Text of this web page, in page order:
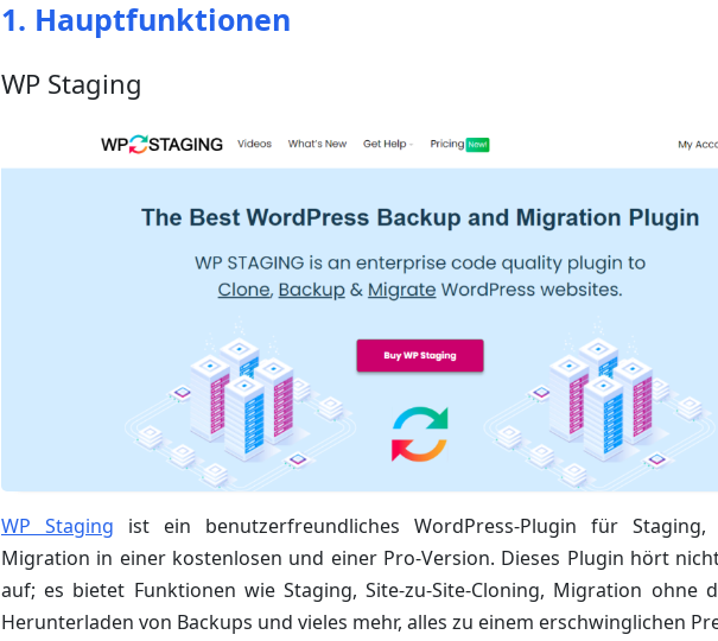
1. Hauptfunktionen
WP Staging
WP Staging ist ein benutzerfreundliches WordPress-Plugin für Staging,
Migration in einer kostenlosen und einer Pro-Version. Dieses Plugin hört
auf; es bietet Funktionen wie Staging, Site-zu-Site-Cloning, Migration ohne
Herunterladen von Backups und vieles mehr, alles zu einem erschwinglichen